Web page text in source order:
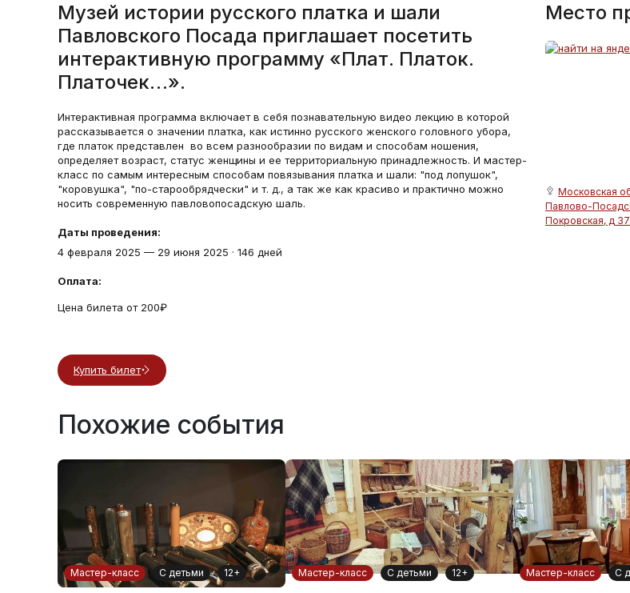
Музей истории русского платка и шали
Павловского Посада приглашает посетить
интерактивную программу «Плат. Платок.
Платочек…».
Интерактивная программа включает в себя познавательную видео лекцию в которой
рассказывается о значении платка, как истинно русского женского головного убора,
где платок представлен во всем разнообразии по видам и способам ношения,
определяет возраст, статус женщины и ее территориальную принадлежность. И мастер-
класс по самым интересным способам повязывания платка и шали: "под лопушок",
"коровушка", "по-старообрядчески" и т. д., а так же как красиво и практично можно
носить современную павловопосадскую шаль.
Даты проведения:
4 февраля 2025 — 29 июня 2025 · 146 дней
Оплата:
Цена билета от 200₽
Купить билет
Место
Московская
Павлово-
Покровская, д 37
Похожие события
Мастер-класс С детьми 12+ Мастер-класс С детьми 12+ Мастер-класс С